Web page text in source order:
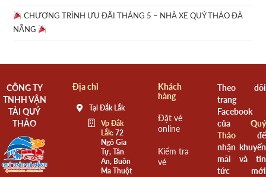
CHƯƠNG TRÌNH ƯU ĐÃI THÁNG 5 – NHÀ XE QUÝ THẢO ĐÀ
NẴNG
CÔNG TY
TNHH VẬN
TẢI QUÝ
THẢO
Địa chỉ
Tại Đắk Lắk
Vp Đắk
Lắk:72
Ngô Gia
Tự, Tân
An, Buôn
Ma Thuột
Khách
hàng
Đặt vé
online
Kiểm tra
vé
Theo dõi
trang
Facebook
của Quý
Thảođể
nhận khuyến
mãi và tin
tức mới